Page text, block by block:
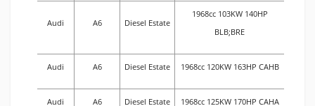
Audi A6 Diesel Estate
1968cc 103KW 140HP
BLB;BRE
Audi A6 Diesel Estate 1968cc 120KW 163HP CAHB
Audi A6 Diesel Estate 1968cc 125KW 170HP CAHA